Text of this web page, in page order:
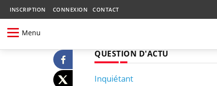
INSCRIPTION CONNEXION CONTACT
Menu
QUESTION D'ACTU
Inquiétant